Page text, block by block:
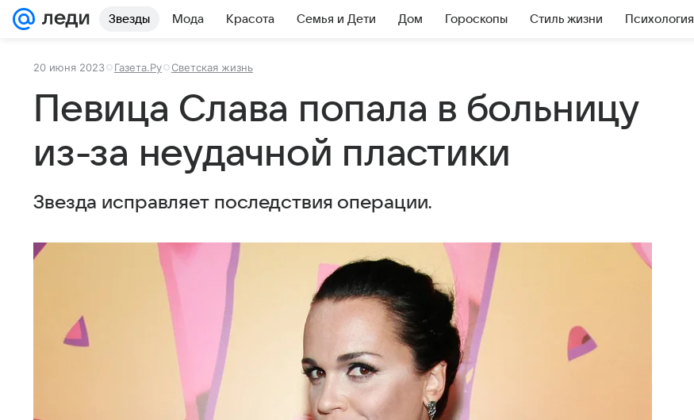
Звезды Мода Красота Семья и Дети Дом Гороскопы Стиль жизни Психология
20 июня 2023 Газета.Ру Светская жизнь
Певица Слава попала в больницу
из-за неудачной пластики
Звезда исправляет последствия операции.